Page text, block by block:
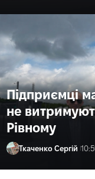
Підприємці
не
Рівному
Ткаченко Сергій